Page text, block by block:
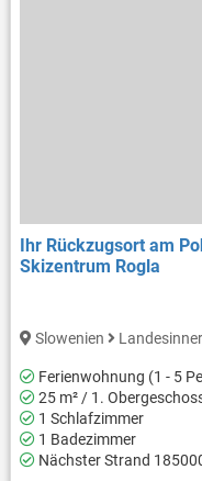
Ihr Rückzugsort am
Skizentrum Rogla
Slowenien
Ferienwohnung (1 - 5
25 m² / 1.
1 Schlafzimmer
1 Badezimmer
Nächster Strand